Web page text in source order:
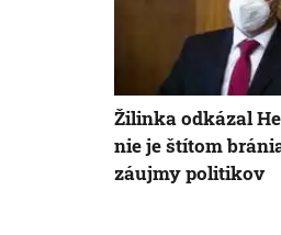
Žilinka odkázal
nie je štítom
záujmy politikov